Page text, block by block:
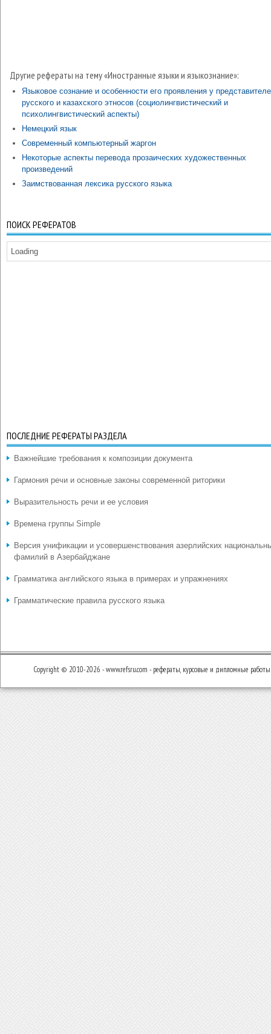
Другие рефераты на тему «Иностранные языки и языкознание»:
Языковое сознание и особенности его проявления у
русского и казахского этносов (социолингвистический и
психолингвистический аспекты)
Немецкий язык
Современный компьютерный жаргон
Некоторые аспекты перевода прозаических художественных
произведений
Заимствованная лексика русского языка
ПОИСК РЕФЕРАТОВ
Loading
ПОСЛЕДНИЕ РЕФЕРАТЫ РАЗДЕЛА
Важнейшие требования к композиции документа
Гармония речи и основные законы современной риторики
Выразительность речи и ее условия
Времена группы Simple
Версия унификации и усовершенствования азерлийских
фамилий в Азербайджане
Грамматика английского языка в примерах и упражнениях
Грамматические правила русского языка
Copyright © 2010-2026 - www.refsru.com - рефераты, курсовые и дипломные работы